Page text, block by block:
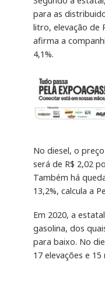
para as
litro, elevação de
afirma a
4,1%.
No diesel, o
será de R$ 2,02
Também há
13,2%, calcula a
Em 2020, a
gasolina, dos
para baixo. No
17 elevações e 15